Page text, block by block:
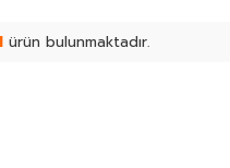
ürün bulunmaktadır.